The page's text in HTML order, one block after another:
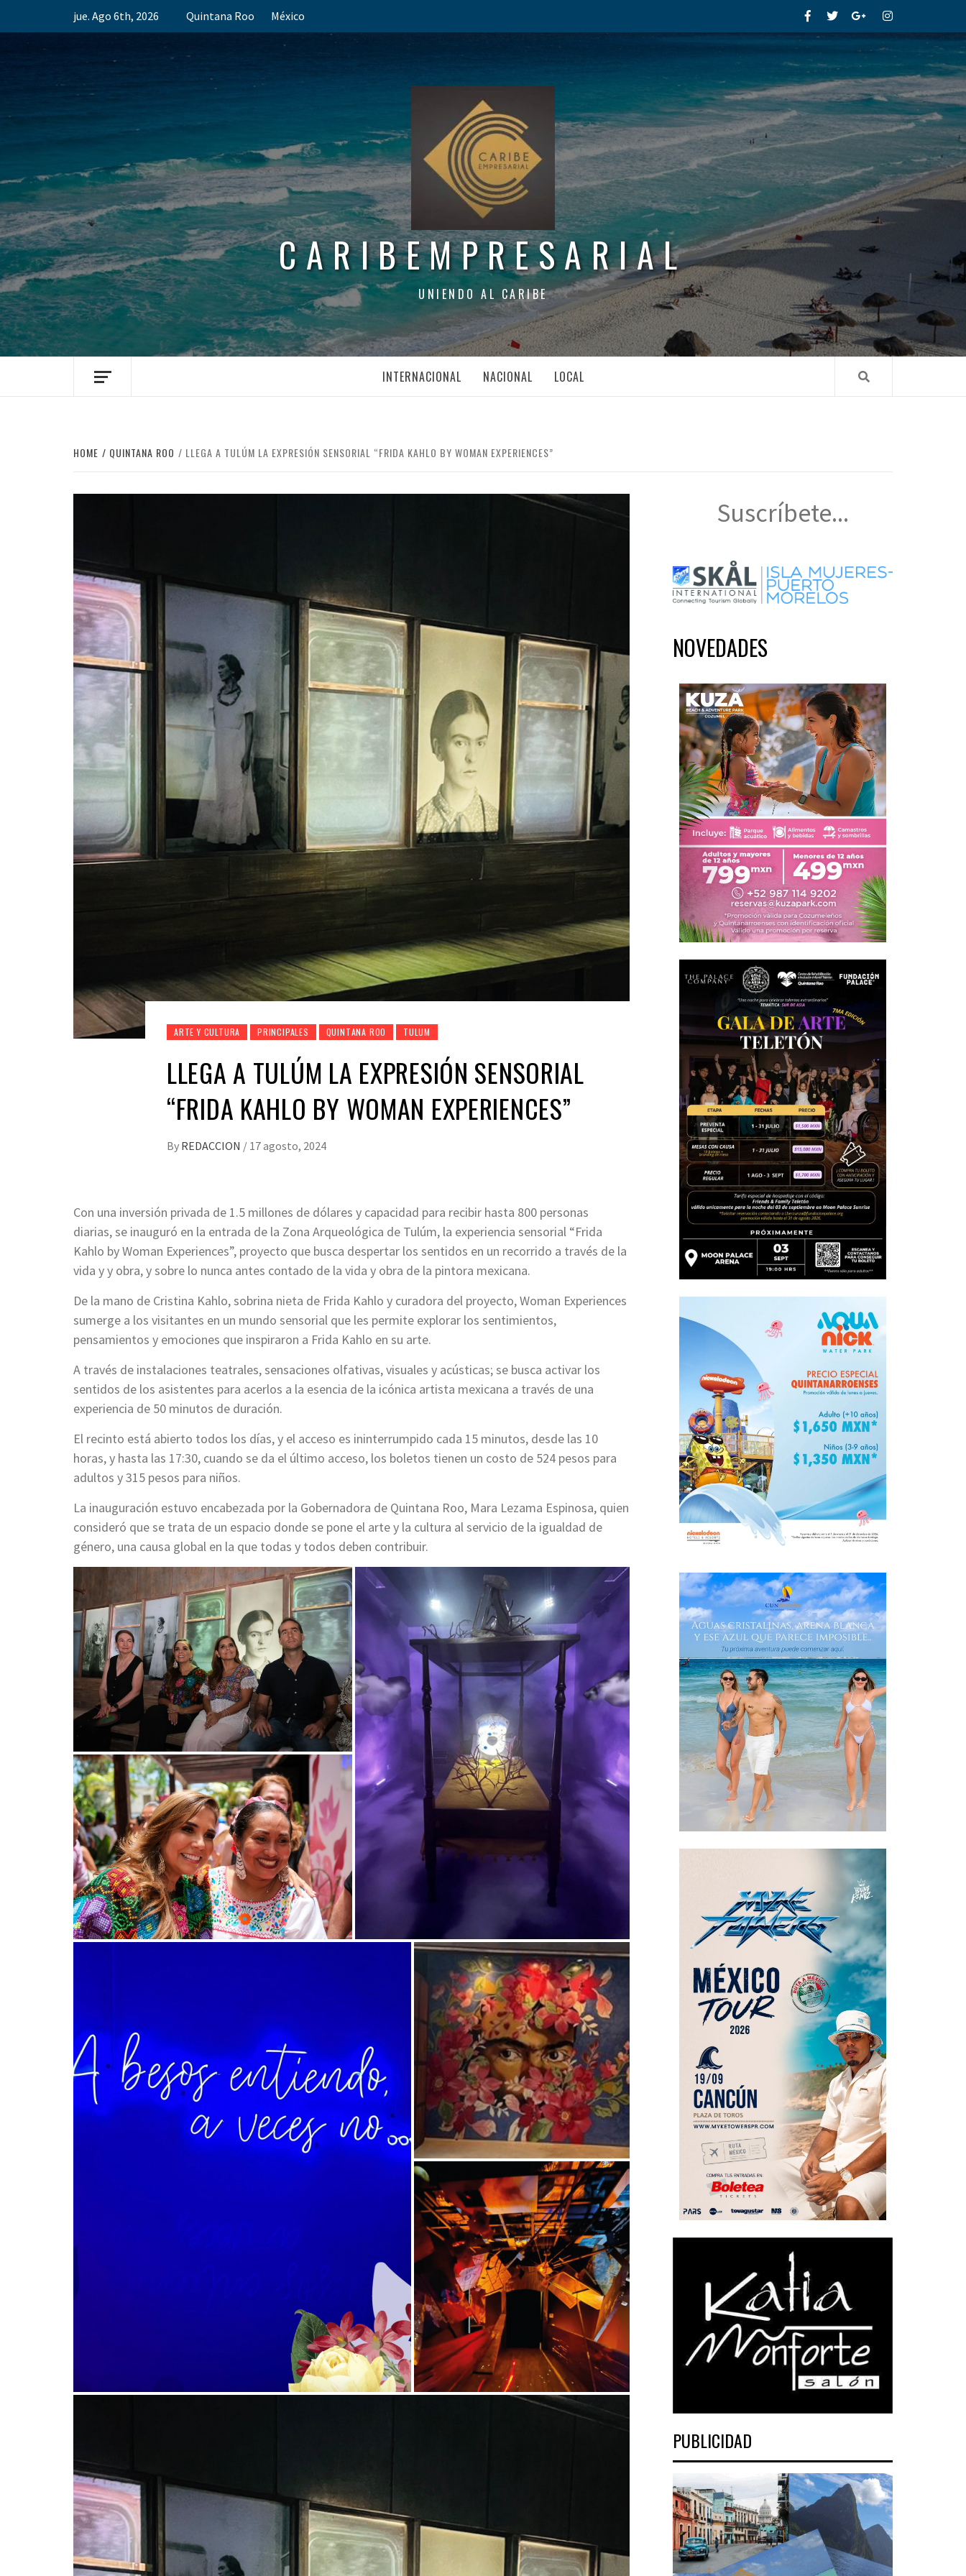
jue. Ago 6th, 2026 Quintana Roo México FacebookTwitterGoogle+Instagram
CARIBEMPRESARIAL
UNIENDO AL CARIBE
INTERNACIONAL NACIONAL LOCAL
HOME QUINTANA ROO LLEGA A TULÚM LA EXPRESIÓN SENSORIAL “FRIDA KAHLO BY WOMAN EXPERIENCES”
ARTE Y CULTURA PRINCIPALES QUINTANA ROO TULUM
LLEGA A TULÚM LA EXPRESIÓN SENSORIAL
“FRIDA KAHLO BY WOMAN EXPERIENCES”
By REDACCION / 17 agosto, 2024
Con una inversión privada de 1.5 millones de dólares y capacidad para recibir hasta 800 personas
diarias, se inauguró en la entrada de la Zona Arqueológica de Tulúm, la experiencia sensorial “Frida
Kahlo by Woman Experiences”, proyecto que busca despertar los sentidos en un recorrido a través de la
vida y y obra, y sobre lo nunca antes contado de la vida y obra de la pintora mexicana.
De la mano de Cristina Kahlo, sobrina nieta de Frida Kahlo y curadora del proyecto, Woman Experiences
sumerge a los visitantes en un mundo sensorial que les permite explorar los sentimientos,
pensamientos y emociones que inspiraron a Frida Kahlo en su arte.
A través de instalaciones teatrales, sensaciones olfativas, visuales y acústicas; se busca activar los
sentidos de los asistentes para acerlos a la esencia de la icónica artista mexicana a través de una
experiencia de 50 minutos de duración.
El recinto está abierto todos los días, y el acceso es ininterrumpido cada 15 minutos, desde las 10
horas, y hasta las 17:30, cuando se da el último acceso, los boletos tienen un costo de 524 pesos para
adultos y 315 pesos para niños.
La inauguración estuvo encabezada por la Gobernadora de Quintana Roo, Mara Lezama Espinosa, quien
consideró que se trata de un espacio donde se pone el arte y la cultura al servicio de la igualdad de
género, una causa global en la que todas y todos deben contribuir.
Suscríbete...
NOVEDADES
PUBLICIDAD